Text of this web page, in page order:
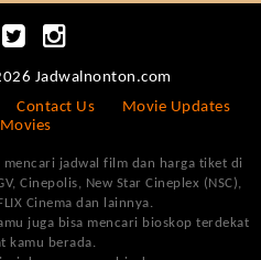
Jadwalnonton.com
Contact Us
Movie Updates
jadwal film dan harga tiket di
Cinepolis, New Star Cineplex (NSC),
Cinema dan lainnya.
juga bisa mencari bioskop terdekat
kamu berada.